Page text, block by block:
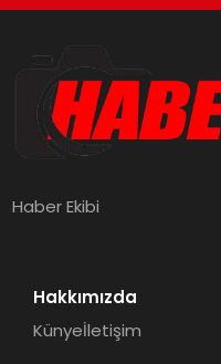
Haber Ekibi
Hakkımızda
Künyeİletişim